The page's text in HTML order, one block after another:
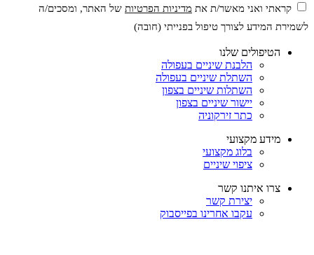
קראתי ואני מאשר/ת את מדיניות הפרטיות של האתר, ומסכים/ה
לשמירת המידע לצורך טיפול בפנייתי (חובה)
הטיפולים שלנו
הלבנת שיניים בעפולה
השתלת שיניים בעפולה
השתלות שיניים בצפון
יישור שיניים בצפון
כתר זירקוניה
מידע מקצועי
בלוג מקצועי
ציפוי שיניים
צרו איתנו קשר
יצירת קשר
עקבו אחרינו בפייסבוק